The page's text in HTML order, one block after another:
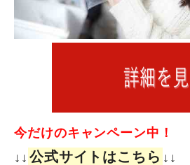
今だけのキャンペーン中！
↓↓ 公式サイトはこちら ↓↓